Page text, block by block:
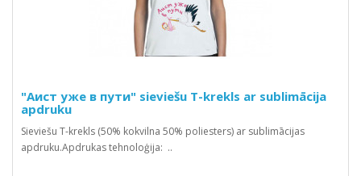
"Аист уже в пути" sieviešu T-krekls ar sublimācija
apdruku
Sieviešu T-krekls (50% kokvilna 50% poliesters) ar sublimācijas
apdruku.Apdrukas tehnoloģija: ..